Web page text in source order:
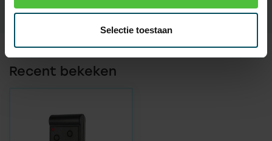
Selectie toestaan
Recent bekeken